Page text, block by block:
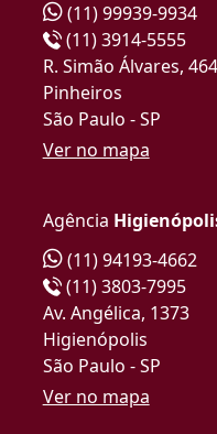
(11) 99939-9934
(11) 3914-5555
R. Simão Álvares, 464
Pinheiros
São Paulo - SP
Ver no mapa
Agência
(11) 94193-4662
(11) 3803-7995
Av. Angélica, 1373
Higienópolis
São Paulo - SP
Ver no mapa